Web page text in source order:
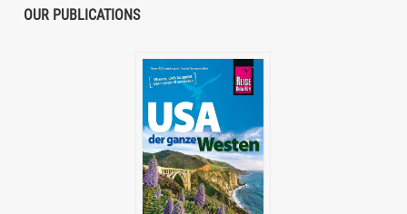
OUR PUBLICATIONS